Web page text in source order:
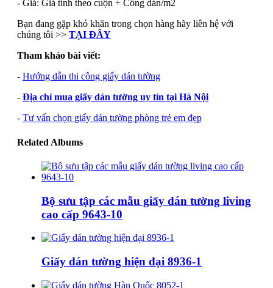
- Giá: Giá tính theo cuộn + Công dán/m2
Bạn đang gặp khó khăn trong chọn hàng hãy liên hệ với
chúng tôi >> TẠI ĐÂY
Tham khảo bài viết:
- Hướng dẫn thi công giấy dán tường
- Địa chỉ mua giấy dán tường uy tín tại Hà Nội
- Tư vấn chọn giấy dán tường phòng trẻ em đẹp
Related Albums
Bộ sưu tập các mẫu giấy dán tường living
cao cấp 9643-10
Giấy dán tường hiện đại 8936-1